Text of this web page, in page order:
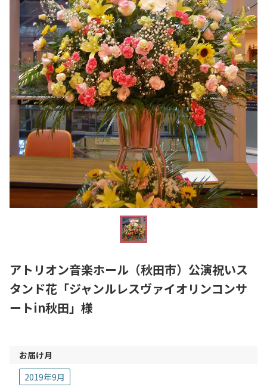
アトリオン音楽ホール（秋田市）公演祝いス
タンド花「ジャンルレスヴァイオリンコンサ
ートin秋田」様
お届け月
2019年9月